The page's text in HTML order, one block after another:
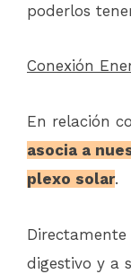
poderlos
Conexión
En relación
asocia a
plexo solar.
digestivo y a